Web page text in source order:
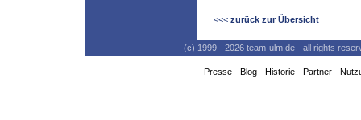
<<< zurück zur Übersicht
(c) 1999 - 2026 team-ulm.de - all rights
- Presse- Blog- Historie- Partner-